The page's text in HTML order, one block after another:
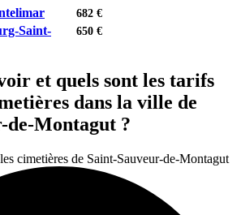
682 €
Saint-
650 €
et quels sont les tarifs
dans la ville de
de-Montagut ?
cimetières de Saint-Sauveur-de-Montagut